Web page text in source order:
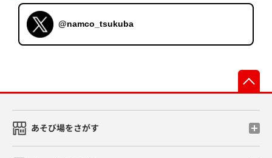
@namco_tsukuba
あそび場をさがす